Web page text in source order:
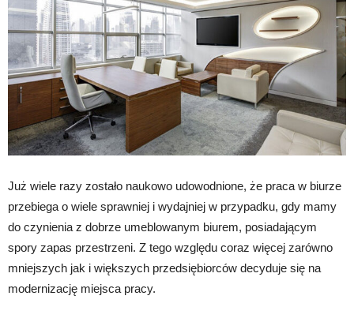
Już wiele razy zostało naukowo udowodnione, że praca w biurze
przebiega o wiele sprawniej i wydajniej w przypadku, gdy mamy
do czynienia z dobrze umeblowanym biurem, posiadającym
spory zapas przestrzeni. Z tego względu coraz więcej zarówno
mniejszych jak i większych przedsiębiorców decyduje się na
modernizację miejsca pracy.